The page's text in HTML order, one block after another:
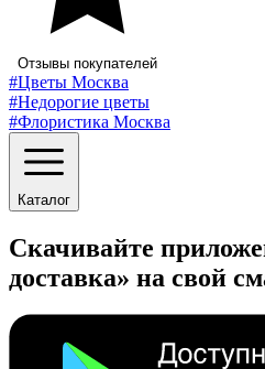
Отзывы покупателей
#Цветы Москва
#Недорогие цветы
#Флористика Москва
Каталог
Скачивайте
доставка» на свой